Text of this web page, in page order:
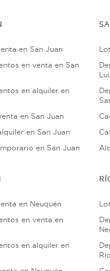
en San Juan
en venta en San
en alquiler en
en San Juan
en San Juan
en San Juan
en Neuquén
en venta en
en alquiler en